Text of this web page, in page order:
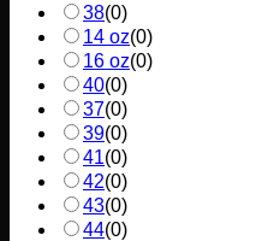
38(0)
14 oz(0)
16 oz(0)
40(0)
37(0)
39(0)
41(0)
42(0)
43(0)
44(0)